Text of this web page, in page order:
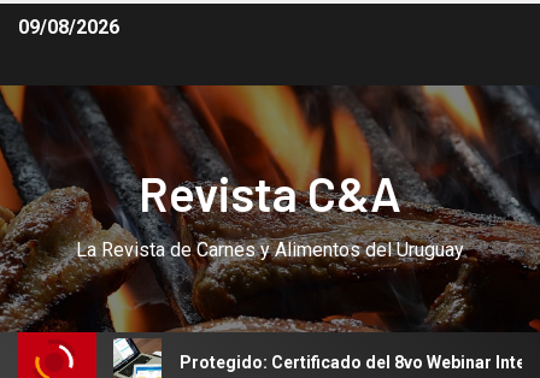
09/08/2026
Revista C&A
La Revista de Carnes y Alimentos del Uruguay
Protegido: Certificado del 8vo Webinar Internacional